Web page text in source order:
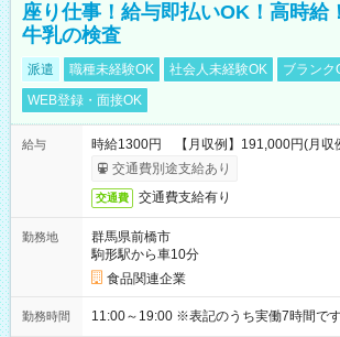
座り仕事！給与即払いOK！高時給
牛乳の検査
派遣 職種未経験OK 社会人未経験OK
ブランク
WEB登録・面接OK
給与
時給1300円 【月収例】191,000円(月収
交通費別途支給あり
交通費 交通費支給有り
勤務地
群馬県前橋市
駒形駅から車10分
食品関連企業
勤務時間 11:00～19:00 ※表記のうち実働7時間で